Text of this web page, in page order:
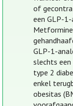
of
een GLP-
GLP-1-
slechts een
type 2
enkel
obesitas